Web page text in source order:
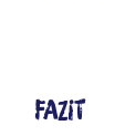
Fazit